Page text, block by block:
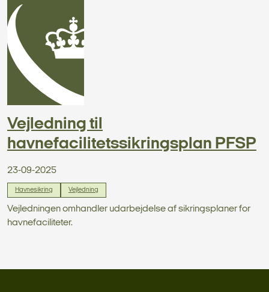
Vejledning til
havnefacilitetssikringsplan PFSP
23-09-2025
Havnesikring Vejledning
Vejledningen omhandler udarbejdelse af sikringsplaner for
havnefaciliteter.